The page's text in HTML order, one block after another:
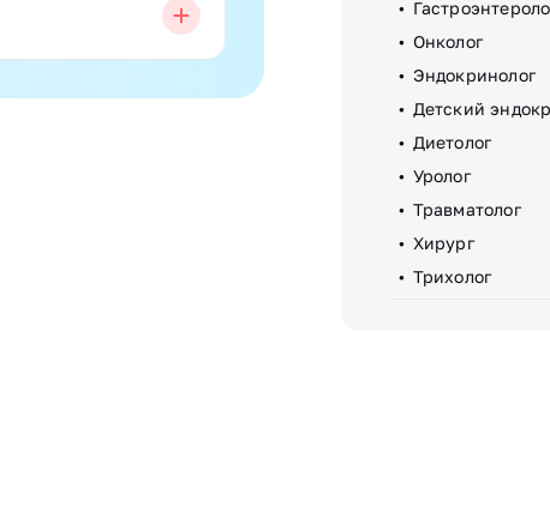
Онколог
Эндокринолог
Детский
Диетолог
Уролог
Травматолог
Хирург
Трихолог